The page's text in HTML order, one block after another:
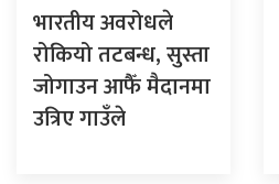
भारतीय अवरोधले
रोकियो तटबन्ध, सुस्ता
जोगाउन आफैँ मैदानमा
उत्रिए गाउँले